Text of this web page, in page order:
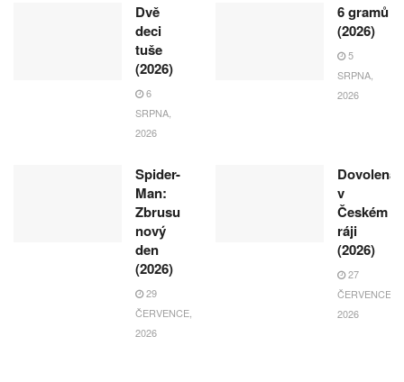
Dvě
deci
tuše
(2026)
6
SRPNA,
2026
6 gramů
(2026)
5
SRPNA,
2026
Spider-
Man:
Zbrusu
nový
den
(2026)
29
ČERVENCE,
2026
Dovolená
v
Českém
ráji
(2026)
27
ČERVENCE,
2026